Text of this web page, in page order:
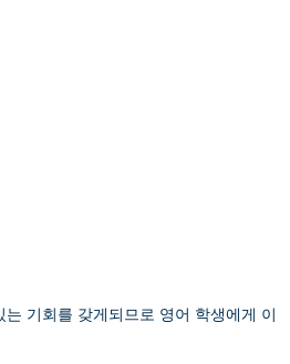
기회를 갖게되므로 영어 학생에게 이